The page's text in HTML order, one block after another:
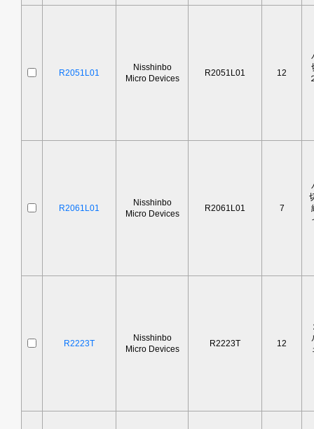
R2051L01
Nisshinbo
Micro Devices
R2051L01 12
R2061L01
Nisshinbo
Micro Devices
R2061L01 7
R2223T
Nisshinbo
Micro Devices
R2223T 12